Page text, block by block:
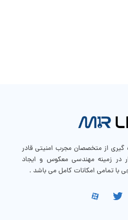
گیری از متخصصان مجرب امنیتی قادر
در زمینه مهندسی معکوس و ایجاد
با تمامی امکانات کامل می باشد .